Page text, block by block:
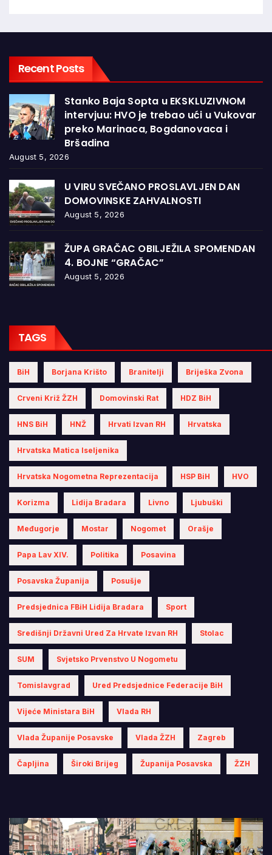
Recent Posts
Stanko Baja Sopta u EKSKLUZIVNOM
intervjuu: HVO je trebao ući u Vukovar
preko Marinaca, Bogdanovaca i
Bršadina
August 5, 2026
U VIRU SVEČANO PROSLAVLJEN DAN
DOMOVINSKE ZAHVALNOSTI
August 5, 2026
ŽUPA GRAČAC OBILJEŽILA SPOMENDAN
4. BOJNE “GRAČAC”
August 5, 2026
TAGS
BiH Borjana Krišto Branitelji Briješka Zvona
Crveni Križ ŽZH Domovinski Rat HDZ BiH
HNS BiH HNŽ Hrvati Izvan RH Hrvatska
Hrvatska Matica Iseljenika
Hrvatska Nogometna Reprezentacija HSP BiH HVO
Korizma Lidija Bradara Livno Ljubuški
Međugorje Mostar Nogomet Orašje
Papa Lav XIV. Politika Posavina
Posavska Županija Posušje
Predsjednica FBiH Lidija Bradara Sport
Središnji Državni Ured Za Hrvate Izvan RH Stolac
SUM Svjetsko Prvenstvo U Nogometu
Tomislavgrad Ured Predsjednice Federacije BiH
Vijeće Ministara BiH Vlada RH
Vlada Županije Posavske Vlada ŽZH Zagreb
Čapljina Široki Brijeg Županija Posavska ŽZH